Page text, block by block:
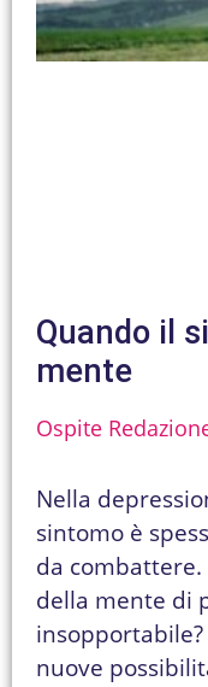
Quando il
mente
Ospite
Nella
sintomo è
da
della mente di
nuove